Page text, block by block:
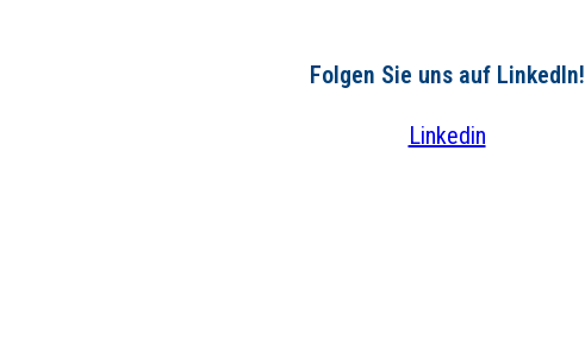
Folgen Sie uns auf LinkedIn!
Linkedin